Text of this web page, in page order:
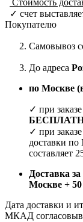
✓ счет
Покупателю
2. Самовывоз
3. До адреса
по Москве
✓ при
✓ при
доставки
составляет
Доставка
Москве +
Дата доставки и
МКАД